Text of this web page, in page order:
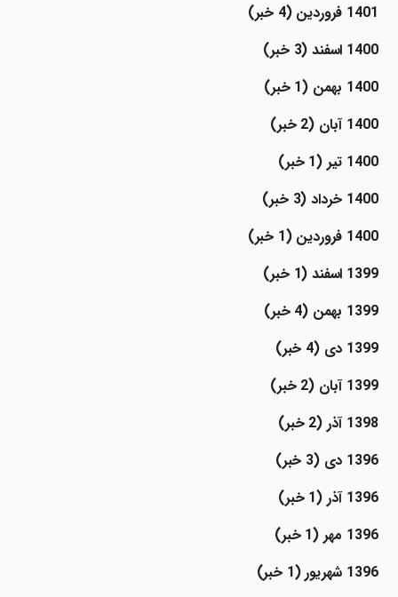
1401 فروردين (4 خبر)
1400 اسفند (3 خبر)
1400 بهمن (1 خبر)
1400 آبان (2 خبر)
1400 تير (1 خبر)
1400 خرداد (3 خبر)
1400 فروردين (1 خبر)
1399 اسفند (1 خبر)
1399 بهمن (4 خبر)
1399 دي (4 خبر)
1399 آبان (2 خبر)
1398 آذر (2 خبر)
1396 دي (3 خبر)
1396 آذر (1 خبر)
1396 مهر (1 خبر)
1396 شهريور (1 خبر)